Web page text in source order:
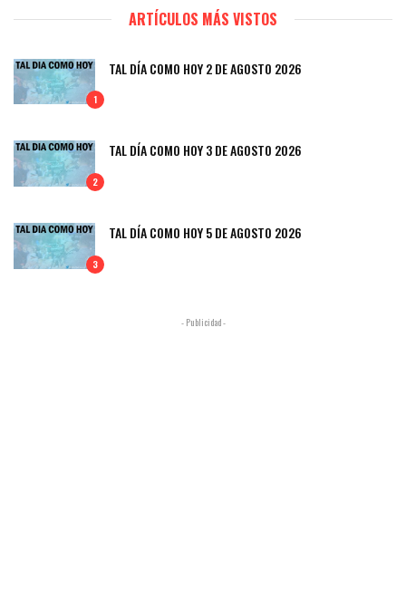
ARTÍCULOS MÁS VISTOS
1
TAL DÍA COMO HOY 2 DE AGOSTO 2026
2
TAL DÍA COMO HOY 3 DE AGOSTO 2026
3
TAL DÍA COMO HOY 5 DE AGOSTO 2026
- Publicidad -